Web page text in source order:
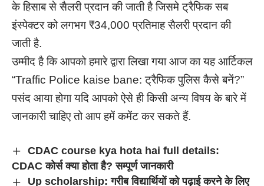
के हिसाब से सैलरी प्रदान की जाती है जिसमे ट्रैफिक सब
इंस्पेक्टर को लगभग ₹34,000 प्रतिमाह सैलरी प्रदान की
जाती है.
उम्मीद है कि आपको हमारे द्वारा लिखा गया आज का यह आर्टिकल
“Traffic Police kaise bane: ट्रैफिक पुलिस कैसे बनें?”
पसंद आया होगा यदि आपको ऐसे ही किसी अन्य विषय के बारे में
जानकारी चाहिए तो आप हमें कमेंट कर सकते हैं.
CDAC course kya hota hai full details:
CDAC कोर्स क्या होता है? सम्पूर्ण जानकारी
Up scholarship: गरीब विद्यार्थियों को पढ़ाई करने के लिए